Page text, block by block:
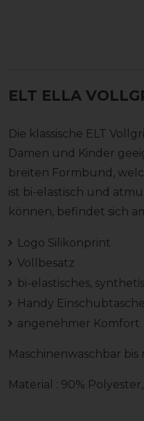
ELT ELLA
Die klassische ELT
Damen und Kinder
breiten Formbund,
ist bi-elastisch und
können, befindet sich
Logo Silikonprint
Vollbesatz
bi-elastisches,
Handy Einschubtasche
angenehmer Komfort
Maschinenwaschbar bis
Material : 90%